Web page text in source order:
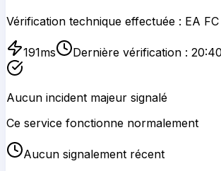
Vérification technique effectuée : EA
191ms Dernière vérification : 20:40
Aucun incident majeur signalé
Ce service fonctionne normalement
Aucun signalement récent